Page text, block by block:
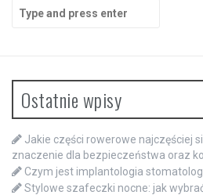
for:
Ostatnie wpisy
Jakie części rowerowe najczęściej
znaczenie dla bezpieczeństwa oraz
Czym jest implantologia
Stylowe szafeczki nocne: jak